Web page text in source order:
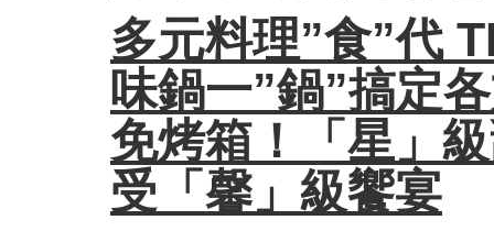
多元料理”食”代
味鍋一”鍋”搞定
免烤箱！「星」
受「馨」級饗宴